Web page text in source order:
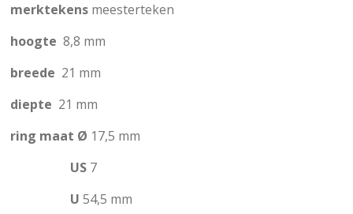
merktekens meesterteken
hoogte 8,8 mm
breede 21 mm
diepte 21 mm
ring maat Ø 17,5 mm
US7
U 54,5 mm